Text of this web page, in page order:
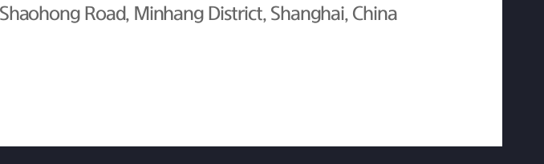
Road, Minhang District, Shanghai, China